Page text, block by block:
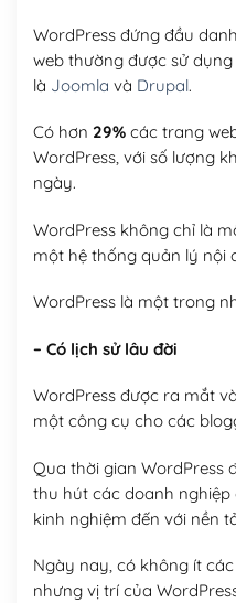
WordPress đứng đầu
web thường được sử
là Joomla và Drupal.
Có hơn 29%các trang
WordPress, với số lượng
ngày.
WordPress không chỉ là
một hệ thống quản lý nội
WordPress là một trong
– Có lịch sử lâu đời
WordPress được ra mắt
một công cụ cho các
Qua thời gian WordPress
thu hút các doanh
kinh nghiệm đến với nền
Ngày nay, có không ít
nhưng vị trí của